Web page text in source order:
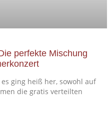
perfekte Mischung
ging heiß her, sowohl auf
die gratis verteilten